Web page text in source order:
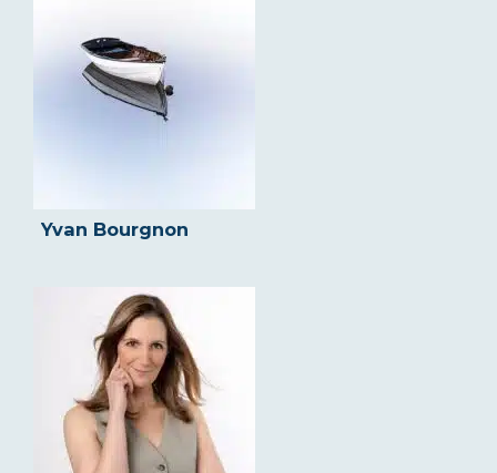
Yvan Bourgnon